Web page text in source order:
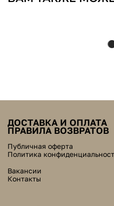
ДОСТАВКА И ОПЛАТА
ПРАВИЛА ВОЗВРАТОВ
Публичная оферта
Политика
Вакансии
Контакты